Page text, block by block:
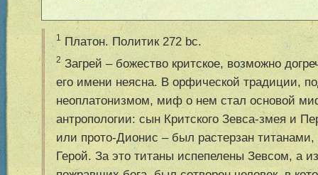
1 Платон. Политик 272 bc.
2 Загрей – божество критское, возможно
его имени неясна. В орфической традиции,
неоплатонизмом, миф о нем стал основой
антропологии: сын Критского Зевса-змея и
или прото-Дионис – был растерзан
Герой. За это титаны испепелены Зевсом, а